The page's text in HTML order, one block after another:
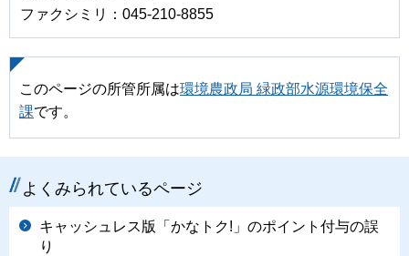
ファクシミリ：045-210-8855
このページの所管所属は環境農政局 緑政部水源環境保全
課です。
よくみられているページ
キャッシュレス版「かなトク!」のポイント付与の誤
り